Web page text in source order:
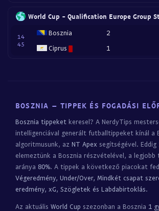
World Cup - Qualification Europe Group
14
45
Bosznia
Ciprus
2
1
BOSZNIA – TIPPEK ÉS FOGADÁSI
Bosznia tippeket keresel? A NerdyTips
intelligenciával generált futballtippeket kínál a
algoritmusunk, az NT Apex segítségével. Eddig
elemeztünk a Bosznia részvételével, a
aránya 80%. A tippek a következő piacokat
Végeredmény, Under/Over, Mindkét csapat
eredmény, xG, Szögletek és Labdabirtoklás.
Az aktuális World Cup szezonban a Bosznia 1